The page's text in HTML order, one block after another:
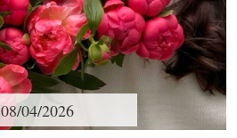
08/04/2026